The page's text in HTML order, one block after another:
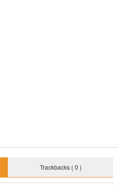
Trackbacks ( 0 )